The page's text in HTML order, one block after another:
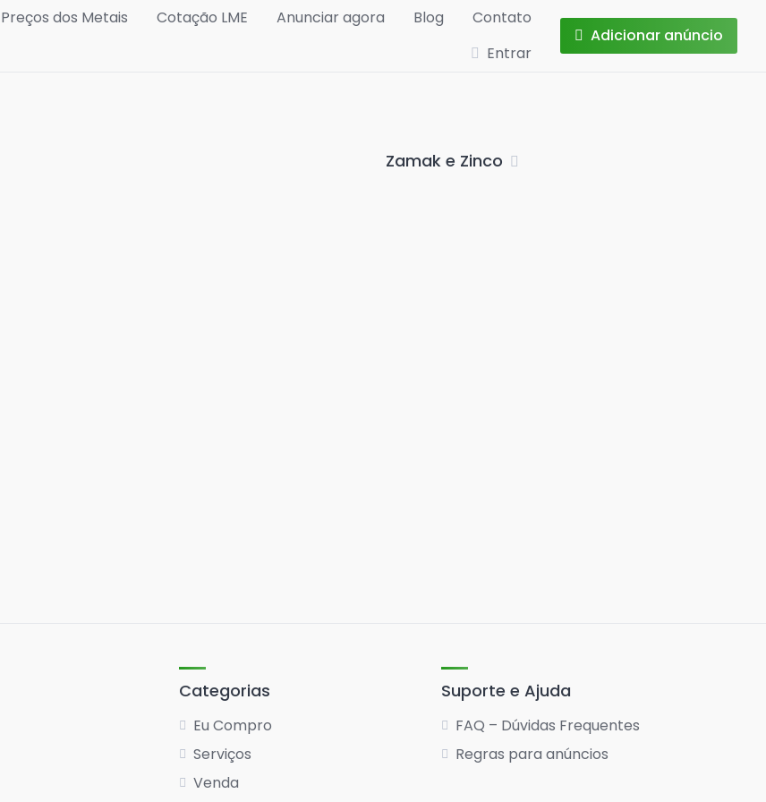
Preços dos Metais Cotação LME Anunciar agora Blog
Contato
Entrar
Adicionar anúncio
Zamak e Zinco
Categorias
Eu Compro
Serviços
Venda
Suporte e Ajuda
FAQ – Dúvidas Frequentes
Regras para anúncios